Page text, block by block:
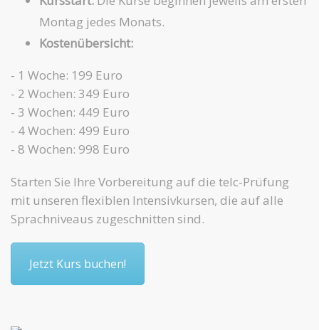
Montag jedes Monats.
Kostenübersicht:
- 1 Woche: 199 Euro
- 2 Wochen: 349 Euro
- 3 Wochen: 449 Euro
- 4 Wochen: 499 Euro
- 8 Wochen: 998 Euro
Starten Sie Ihre Vorbereitung auf die telc-Prüfung
mit unseren flexiblen Intensivkursen, die auf alle
Sprachniveaus zugeschnitten sind.
Jetzt Kurs buchen!